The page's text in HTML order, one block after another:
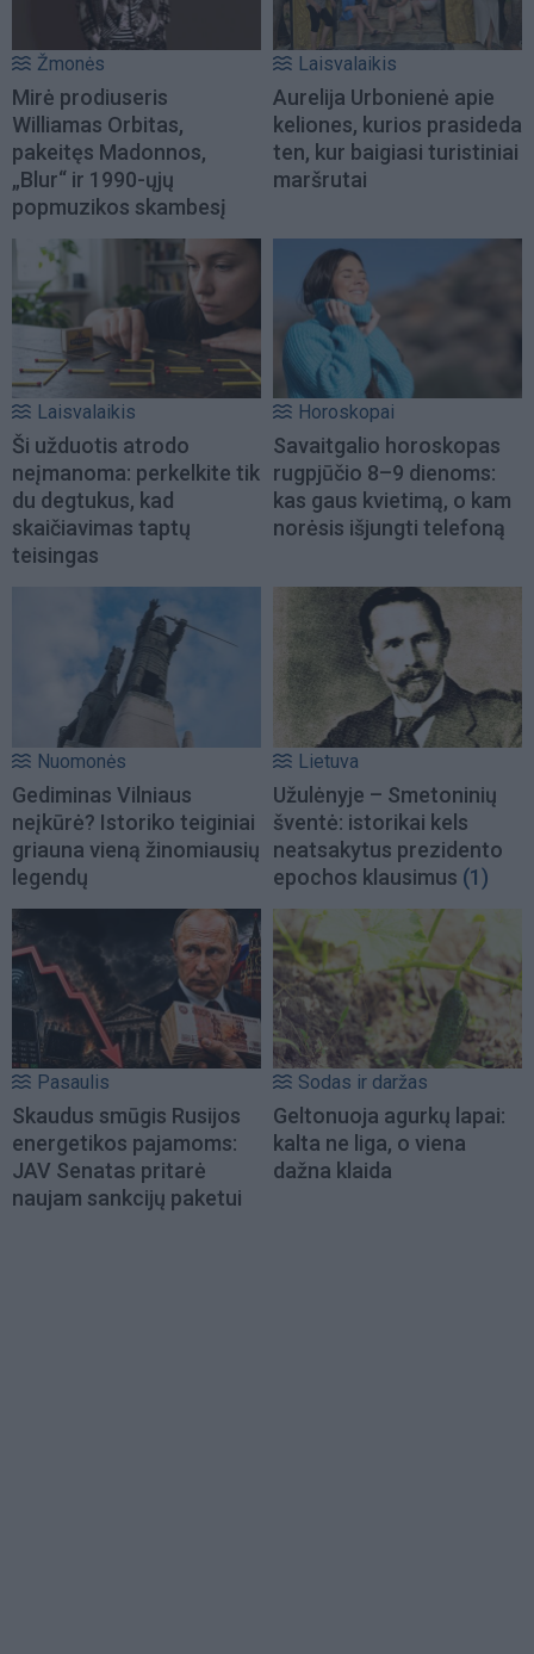
Žmonės
Mirė prodiuseris
Williamas Orbitas,
pakeitęs Madonnos,
„Blur“ ir 1990-ųjų
popmuzikos skambesį
Laisvalaikis
Aurelija Urbonienė apie
keliones, kurios prasideda
ten, kur baigiasi turistiniai
maršrutai
Laisvalaikis
Ši užduotis atrodo
neįmanoma: perkelkite tik
du degtukus, kad
skaičiavimas taptų
teisingas
Horoskopai
Savaitgalio horoskopas
rugpjūčio 8–9 dienoms:
kas gaus kvietimą, o kam
norėsis išjungti telefoną
Nuomonės
Gediminas Vilniaus
neįkūrė? Istoriko teiginiai
griauna vieną žinomiausių
legendų
Lietuva
Užulėnyje – Smetoninių
šventė: istorikai kels
neatsakytus prezidento
epochos klausimus (1)
Pasaulis
Skaudus smūgis Rusijos
energetikos pajamoms:
JAV Senatas pritarė
naujam sankcijų paketui
Sodas ir daržas
Geltonuoja agurkų lapai:
kalta ne liga, o viena
dažna klaida